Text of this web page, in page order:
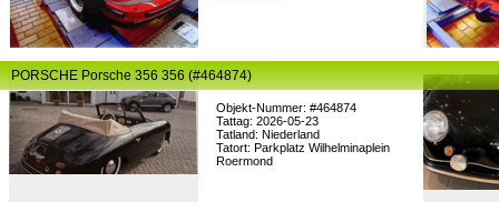
Objekt-Nummer: #464874
Tattag: 2026-05-23
Tatland: Niederland
Tatort: Parkplatz Wilhelminaplein
Roermond
PORSCHE Porsche 356 356 (#464874)